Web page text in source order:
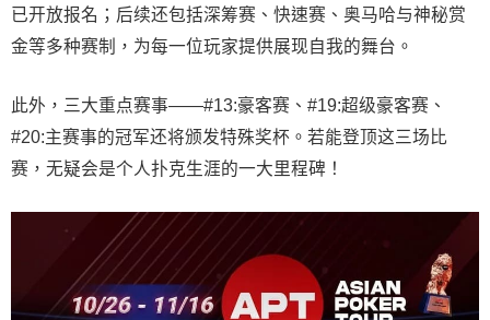
已开放报名；后续还包括深筹赛、快速赛、奥马哈与神秘赏
金等多种赛制，为每一位玩家提供展现自我的舞台。
此外，三大重点赛事——#13:豪客赛、#19:超级豪客赛、
#20:主赛事的冠军还将颁发特殊奖杯。若能登顶这三场比
赛，无疑会是个人扑克生涯的一大里程碑！